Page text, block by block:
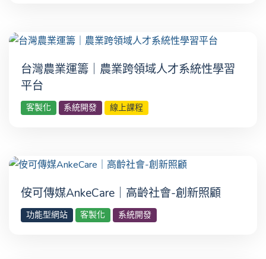
台灣農業運籌｜農業跨領域人才系統性學習
平台
客製化 系統開發 線上課程
侒可傳媒AnkeCare｜高齡社會-創新照顧
功能型網站 客製化 系統開發